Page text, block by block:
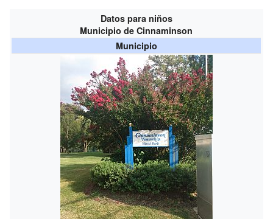
Datos para niños
Municipio de Cinnaminson
Municipio